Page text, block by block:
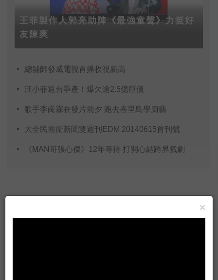
王菲製作人郭亮助陣《最強童聲》力挺好
友陳爽
總舖師發威電視首播收視新高
汪小菲返台爭產！爆欠逾2.5億巨債
歌手李崗霖在發片前夕 跑去峇里島學廚藝
大全民前衛新聞雙週刊EDM 20140615首刊號
《MAN哥張心傑》12年等待 打開心結跨界戲劇
×